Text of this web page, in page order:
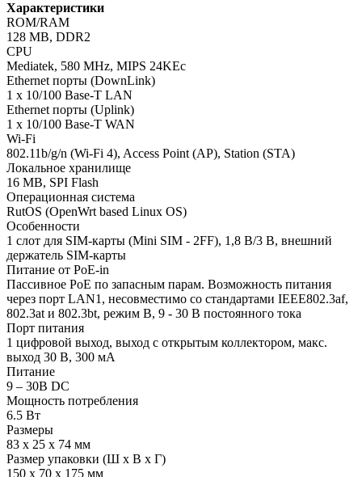
Характеристики
ROM/RAM
128 MB, DDR2
CPU
Mediatek, 580 MHz, MIPS 24KEc
Ethernet порты (DownLink)
1 x 10/100 Base-T LAN
Ethernet порты (Uplink)
1 x 10/100 Base-T WAN
Wi-Fi
802.11b/g/n (Wi-Fi 4), Access Point (AP), Station (STA)
Локальное хранилище
16 MB, SPI Flash
Операционная система
RutOS (OpenWrt based Linux OS)
Особенности
1 слот для SIM-карты (Mini SIM - 2FF), 1,8 В/3 В, внешний
держатель SIM-карты
Питание от PoE-in
Пассивное PoE по запасным парам. Возможность питания
через порт LAN1, несовместимо со стандартами IEEE802.3af,
802.3at и 802.3bt, режим B, 9 - 30 В постоянного тока
Порт питания
1 цифровой выход, выход с открытым коллектором, макс.
выход 30 В, 300 мА
Питание
9 – 30В DC
Мощность потребления
6.5 Вт
Размеры
83 x 25 x 74 мм
Размер упаковки (Ш х В х Г)
150 x 70 x 175 мм